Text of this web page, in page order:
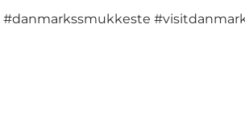
#danmarkssmukkeste